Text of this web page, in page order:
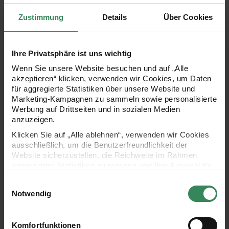
Zustimmung Details Über Cookies
Ihre Privatsphäre ist uns wichtig
Wenn Sie unsere Website besuchen und auf „Alle
akzeptieren“ klicken, verwenden wir Cookies, um Daten
für aggregierte Statistiken über unsere Website und
Marketing-Kampagnen zu sammeln sowie personalisierte
Werbung auf Drittseiten und in sozialen Medien
anzuzeigen.
Klicken Sie auf „Alle ablehnen“, verwenden wir Cookies
ausschließlich, um die Benutzerfreundlichkeit der
Website sicherzustellen, die Reichweite im Rahmen
Ihre Einwilligung ist freiwillig und kann jederzeit über den
Link „Cookie-Einstellungen“ im Fußbereich der Seite
verwendeten Technologien und den Empfängern der
Notwendig
Komfortfunktionen
Hersteller:
Rico Design
Nadel schwarz 0,5mm 2m
4,49 €
Inhalt:
2,00 m (2,25 € / 1 m)
Hersteller:
Rico Design
Nadel weiß 0,6mm 2m
4,49 €
Inhalt:
2,00 m (2,25 € / 1 m)
Perlenaufreihseide mit Nadel weiß 0,7mm 2mPerlenaufreihseide mit Nadel